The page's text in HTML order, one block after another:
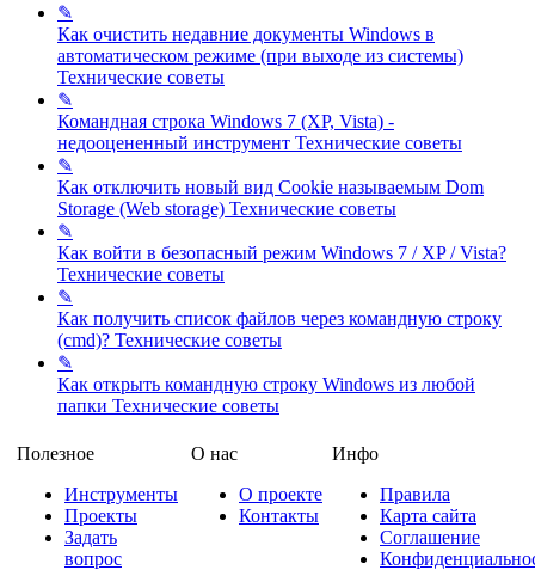
✎
Как очистить недавние документы Windows в
автоматическом режиме (при выходе из системы)
Технические советы
✎
Командная строка Windows 7 (XP, Vista) -
недооцененный инструмент Технические советы
✎
Как отключить новый вид Cookie называемым Dom
Storage (Web storage) Технические советы
✎
Как войти в безопасный режим Windows 7 / XP / Vista?
Технические советы
✎
Как получить список файлов через командную строку
(cmd)? Технические советы
✎
Как открыть командную строку Windows из любой
папки Технические советы
Полезное
Инструменты
Проекты
Задать
вопрос
О нас
О проекте
Контакты
Инфо
Правила
Карта сайта
Соглашение